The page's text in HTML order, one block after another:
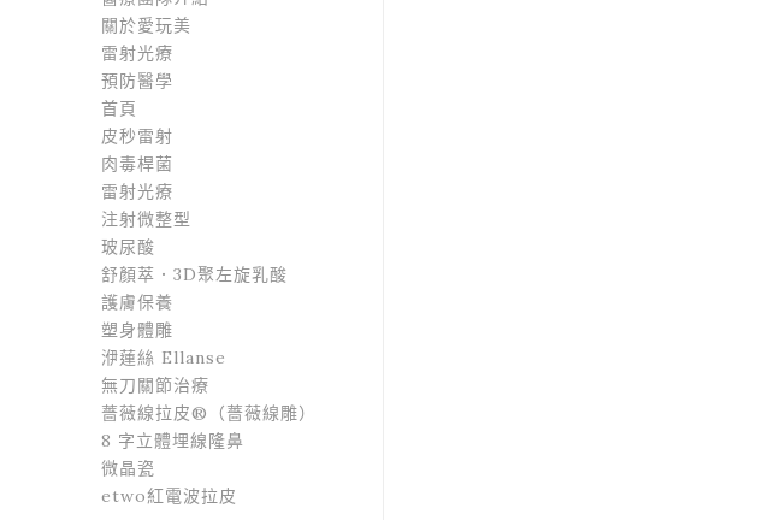
關於愛玩美
雷射光療
預防醫學
首頁
皮秒雷射
肉毒桿菌
雷射光療
注射微整型
玻尿酸
舒顏萃．3D聚左旋乳酸
護膚保養
塑身體雕
洢蓮絲 Ellanse
無刀關節治療
薔薇線拉皮®（薔薇線雕）
8 字立體埋線隆鼻
微晶瓷
etwo紅電波拉皮